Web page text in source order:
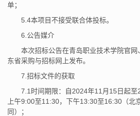
单；
5.4本项目不接受联合体投标。
6.公告媒介
本次招标公告在青岛职业技术学院官
东省采购与招标网上发布。
7.招标文件的获取
7.1时间期限：自2024年11月15日起
上午9:00至11:30，下午13:30至16:30（北
同）；